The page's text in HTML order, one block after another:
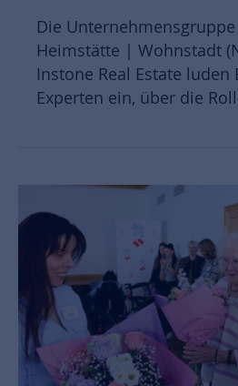
Die
Heimstätte | Wohnstadt
Instone Real Estate
Experten ein, über die